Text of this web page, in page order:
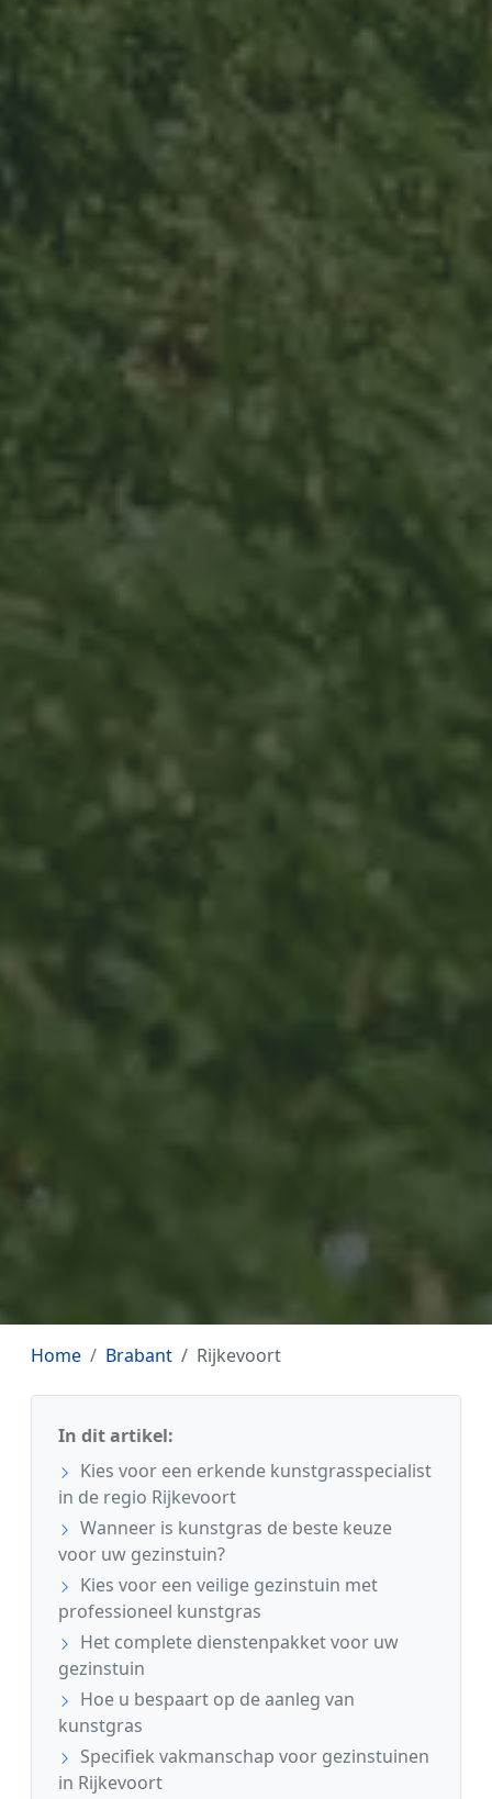
Home Brabant Rijkevoort
In dit artikel:
Kies voor een erkende kunstgrasspecialist
in de regio Rijkevoort
Wanneer is kunstgras de beste keuze
voor uw gezinstuin?
Kies voor een veilige gezinstuin met
professioneel kunstgras
Het complete dienstenpakket voor uw
gezinstuin
Hoe u bespaart op de aanleg van
kunstgras
Specifiek vakmanschap voor gezinstuinen
in Rijkevoort